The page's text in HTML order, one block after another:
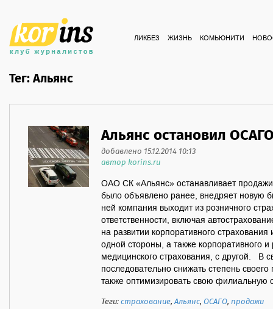
ЛИКБЕЗ ЖИЗНЬ КОМЬЮНИТИ
Тег: Альянс
Альянс остановил
добавлено 15.12.2014 10:13
автор korins.ru
ОАО СК «Альянс» останавливает
было объявлено ранее, внедряет новую
ней компания выходит из розничного
ответственности, включая
на развитии корпоративного
одной стороны, а также корпоративного
медицинского страхования, с другой. В
последовательно снижать степень
также оптимизировать свою
Теги:страхование,Альянс,ОСАГО,продажи